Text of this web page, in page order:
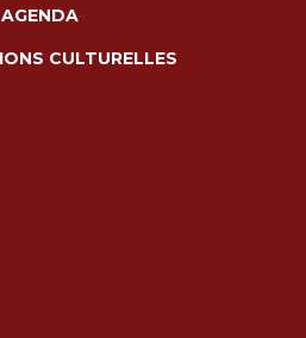
AGENDA
CULTURELLES